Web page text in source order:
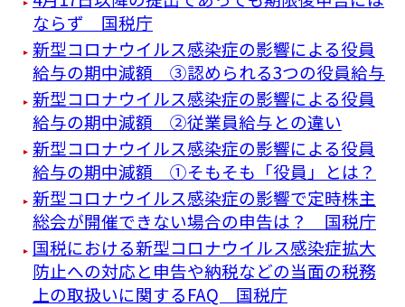
ならず 国税庁
新型コロナウイルス感染症の影響による役員
給与の期中減額 ③認められる3つの役員給与
新型コロナウイルス感染症の影響による役員
給与の期中減額 ②従業員給与との違い
新型コロナウイルス感染症の影響による役員
給与の期中減額 ①そもそも「役員」とは？
新型コロナウイルス感染症の影響で定時株主
総会が開催できない場合の申告は？ 国税庁
国税における新型コロナウイルス感染症拡大
防止への対応と申告や納税などの当面の税務
上の取扱いに関するFAQ 国税庁